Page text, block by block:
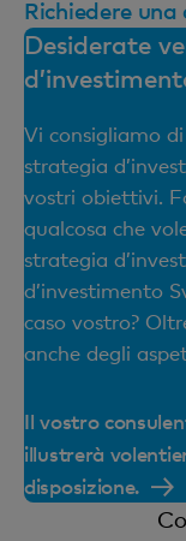
Richiedere una
Desiderate
Vi consigliamo
strategia
vostri obiettivi.
qualcosa che
strategia
d’investimento
caso vostro?
anche degli
Il vostro
illustrerà
disposizione.